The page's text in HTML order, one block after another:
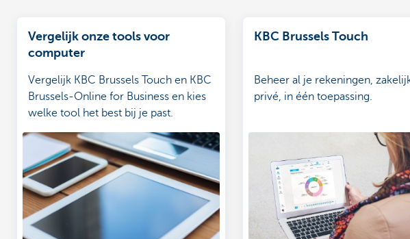
Vergelijk onze tools voor
computer
Vergelijk KBC Brussels Touch en KBC
Brussels-Online for Business en kies
welke tool het best bij je past.
KBC Brussels Touch
Beheer al je rekeningen,
privé, in één toepassing.